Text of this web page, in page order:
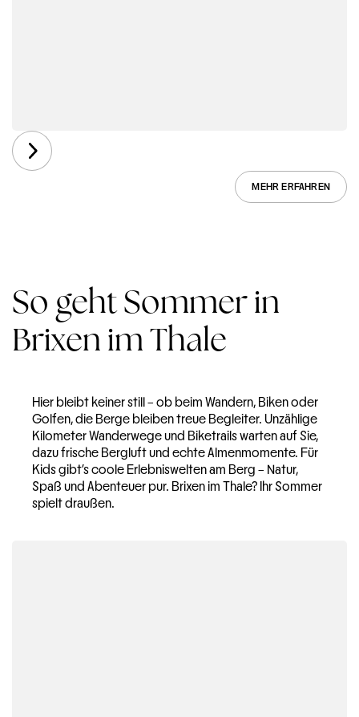
MEHR ERFAHREN
So geht Sommer in
Brixen im Thale
Hier bleibt keiner still – ob beim Wandern, Biken oder
Golfen, die Berge bleiben treue Begleiter. Unzählige
Kilometer Wanderwege und Biketrails warten auf Sie,
dazu frische Bergluft und echte Almenmomente. Für
Kids gibt’s coole Erlebniswelten am Berg – Natur,
Spaß und Abenteuer pur. Brixen im Thale? Ihr Sommer
spielt draußen.